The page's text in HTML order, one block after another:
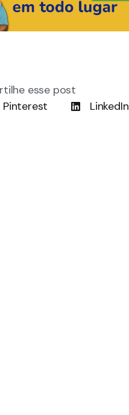
esse post
Pinterest LinkedIn